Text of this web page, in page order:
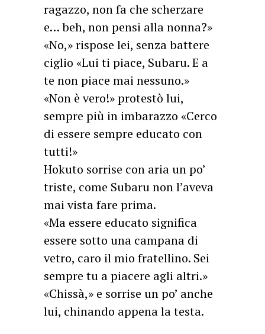
ragazzo, non fa che scherzare
e… beh, non pensi alla nonna?»
«No,» rispose lei, senza battere
ciglio «Lui ti piace, Subaru. E a
te non piace mai nessuno.»
«Non è vero!» protestò lui,
sempre più in imbarazzo «Cerco
di essere sempre educato con
tutti!»
Hokuto sorrise con aria un po’
triste, come Subaru non l’aveva
mai vista fare prima.
«Ma essere educato significa
essere sotto una campana di
vetro, caro il mio fratellino. Sei
sempre tu a piacere agli altri.»
«Chissà,» e sorrise un po’ anche
lui, chinando appena la testa.